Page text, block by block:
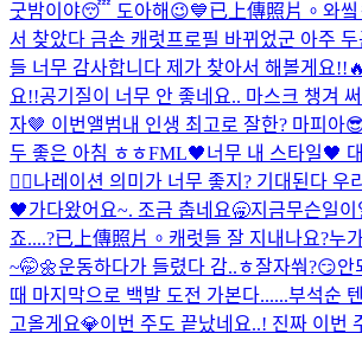
굿밤이야😴 도아해😉💙已上傳照片。 와앀
서 찾았다 금손 캐럿프로필 바뀌었군 아주
들 너무 감사합니다 제가 찾아서 해볼게요
요!!공기질이 너무 안 좋네요.. 마스크 챙겨
자🤎 이번앨범내 인생 최고로 잘한? 마피아
두 좋은 아침 ㅎㅎFML🖤너무 내 스타일🖤 대
❤️‍🔥나레이션 의미가 너무 좋지? 기대된다 우
🖤가다왔어요~. 조금 춥네요🥱지금무슨일이
죠....?已上傳照片。 캐럿들 잘 지내나요?누
~🤭🌼운동하다가 들렸다 감..ㅎ잘자쒀?😏안
때 마지막으로 백발 도전 가본다......부석순
고올게요💎이번 주도 끝났네요..! 진짜 이번